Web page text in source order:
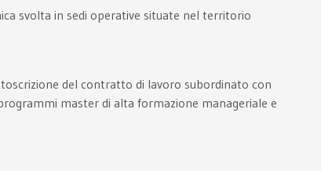
svolta in sedi operative situate nel territorio
del contratto di lavoro subordinato con
master di alta formazione manageriale e